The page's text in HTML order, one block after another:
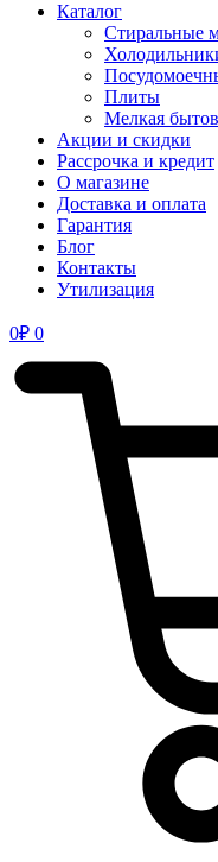
Каталог
Стиральные
Плиты
Мелкая
Акции и скидки
Рассрочка и кредит
О магазине
Доставка и оплата
Гарантия
Блог
Контакты
Утилизация
0₽ 0